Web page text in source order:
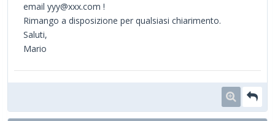
email yyy@xxx.com !
Rimango a disposizione per qualsiasi chiarimento.
Saluti,
Mario